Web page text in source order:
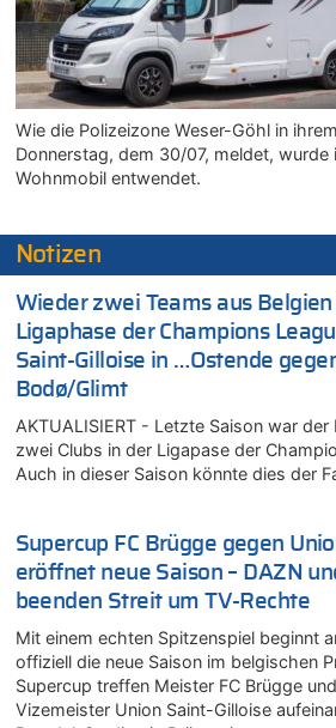
Wie die Polizeizone Weser-Göhl in
Donnerstag, dem 30/07, meldet, wurde
Wohnmobil entwendet.
Notizen
Wieder zwei Teams aus
Ligaphase der Champions
Saint-Gilloise in …Ostende
Bodø/Glimt
AKTUALISIERT - Letzte Saison war
zwei Clubs in der Ligapase der
Auch in dieser Saison könnte dies der
Supercup FC Brügge gegen
eröffnet neue Saison – DAZN
beenden Streit um TV-Rechte
Mit einem echten Spitzenspiel beginnt
offiziell die neue Saison im belgischen
Supercup treffen Meister FC Brügge
Vizemeister Union Saint-Gilloise